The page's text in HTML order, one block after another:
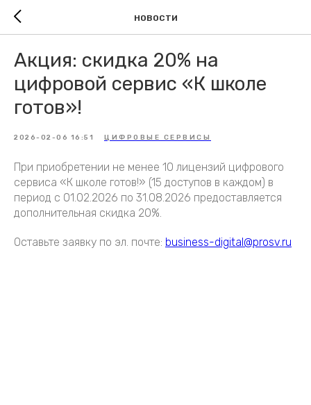
НОВОСТИ
Акция: скидка 20% на
цифровой сервис «К школе
готов»!
2026-02-06 16:51 ЦИФРОВЫЕ СЕРВИСЫ
При приобретении не менее 10 лицензий цифрового
сервиса «К школе готов!» (15 доступов в каждом) в
период с 01.02.2026 по 31.08.2026 предоставляется
дополнительная скидка 20%.
Оставьте заявку по эл. почте: business-digital@prosv.ru